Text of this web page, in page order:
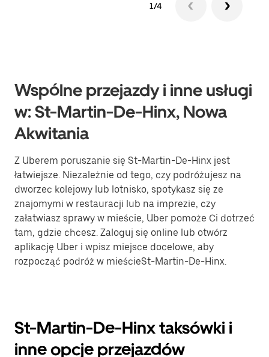
1/4
Wspólne przejazdy i inne usługi
w: St-Martin-De-Hinx, Nowa
Akwitania
Z Uberem poruszanie się St-Martin-De-Hinx jest
łatwiejsze. Niezależnie od tego, czy podróżujesz na
dworzec kolejowy lub lotnisko, spotykasz się ze
znajomymi w restauracji lub na imprezie, czy
załatwiasz sprawy w mieście, Uber pomoże Ci dotrzeć
tam, gdzie chcesz. Zaloguj się online lub otwórz
aplikację Uber i wpisz miejsce docelowe, aby
rozpocząć podróż w mieścieSt-Martin-De-Hinx.
St-Martin-De-Hinx taksówki i
inne opcje przejazdów